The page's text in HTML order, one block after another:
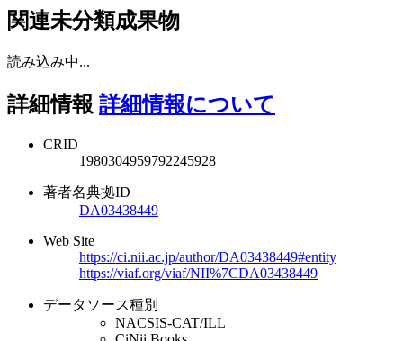
関連未分類成果物
読み込み中...
詳細情報 詳細情報について
CRID
1980304959792245928
著者名典拠ID
DA03438449
Web Site
https://ci.nii.ac.jp/author/DA03438449#entity
https://viaf.org/viaf/NII%7CDA03438449
データソース種別
NACSIS-CAT/ILL